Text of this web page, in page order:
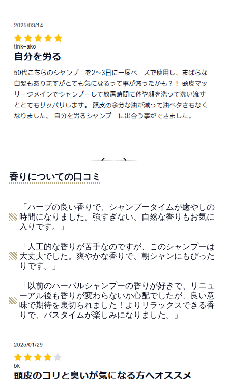
香りについての口コミ
「ハーブの良い香りで、シャンプータイムが癒やしの
時間になりました。強すぎない、自然な香りもお気に
入りです。」
「人工的な香りが苦手なのですが、このシャンプーは
大丈夫でした。爽やかな香りで、朝シャンにもぴった
りです。」
「以前のハーバルシャンプーの香りが好きで、リニュ
ーアル後も香りが変わらないか心配でしたが、良い意
味で期待を裏切られました！よりリラックスできる香
りで、バスタイムが楽しみになりました。」